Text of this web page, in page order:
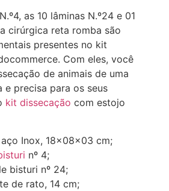
as 10 lâminas N.º24 e 01
cirúrgica reta romba são
presentes no kit
Com eles, você
de animais de uma
precisa para os seus
kit dissecação com estojo
Inox, 18x08x03 cm;
nº 4;
bisturi nº 24;
de rato, 14 cm;